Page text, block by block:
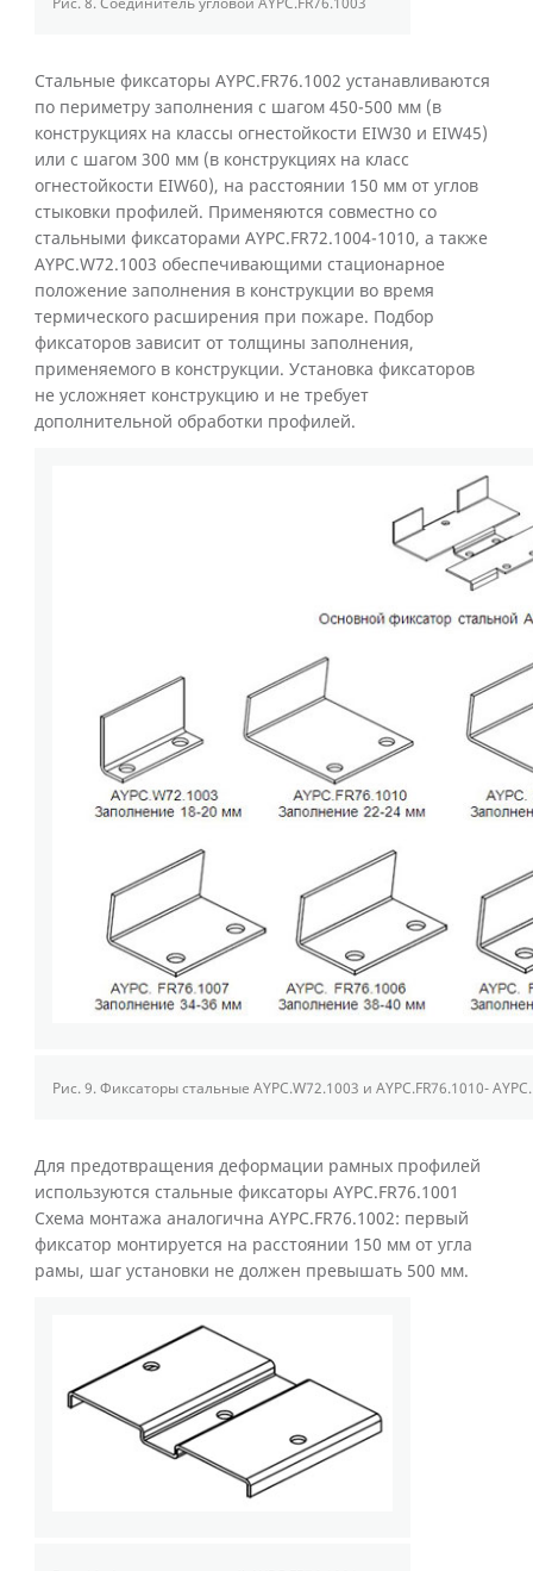
Стальные фиксаторы AYPC.FR76.1002 устанавливаются
по периметру заполнения с шагом 450-500 мм (в
конструкциях на классы огнестойкости EIW30 и EIW45)
или с шагом 300 мм (в конструкциях на класс
огнестойкости EIW60), на расстоянии 150 мм от углов
стыковки профилей. Применяются совместно со
стальными фиксаторами AYPC.FR72.1004-1010, а также
AYPC.W72.1003 обеспечивающими стационарное
положение заполнения в конструкции во время
термического расширения при пожаре. Подбор
фиксаторов зависит от толщины заполнения,
применяемого в конструкции. Установка фиксаторов
не усложняет конструкцию и не требует
дополнительной обработки профилей.
Рис. 9.Фиксаторы стальные AYPC.W72.1003 и AYPC.FR76.1010-
Для предотвращения деформации рамных профилей
используются стальные фиксаторы AYPC.FR76.1001
Схема монтажа аналогична AYPC.FR76.1002: первый
фиксатор монтируется на расстоянии 150 мм от угла
рамы, шаг установки не должен превышать 500 мм.